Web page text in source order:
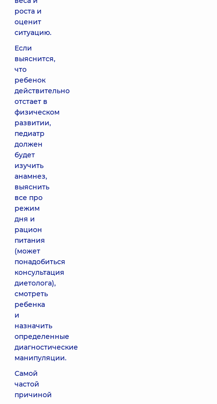
роста и
оценит
ситуацию.
Если
выяснится,
что
ребенок
действительно
отстает в
физическом
развитии,
педиатр
должен
будет
изучить
анамнез,
выяснить
все про
режим
дня и
рацион
питания
(может
понадобиться
консультация
диетолога),
смотреть
ребенка
и
назначить
определенные
диагностические
манипуляции.
Самой
частой
причиной